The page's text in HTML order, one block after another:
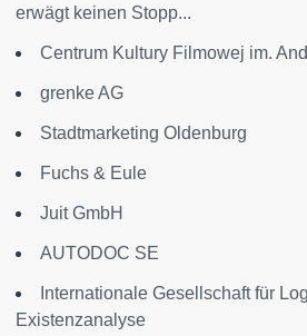
erwägt keinen Stopp...
Centrum Kultury Filmowej im.
grenke AG
Stadtmarketing Oldenburg
Fuchs & Eule
Juit GmbH
AUTODOC SE
Internationale Gesellschaft für
Existenzanalyse